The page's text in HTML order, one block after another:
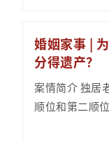
婚姻家事 |
分得遗产？
案情简介 独居
顺位和第二顺
起，葛乙的堂